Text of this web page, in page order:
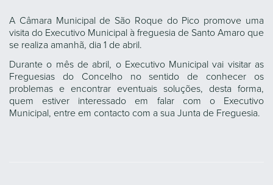
A Câmara Municipal de São Roque do Pico promove uma
visita do Executivo Municipal à freguesia de Santo Amaro que
se realiza amanhã, dia 1 de abril.
Durante o mês de abril, o Executivo Municipal vai visitar as
Freguesias do Concelho no sentido de conhecer os
problemas e encontrar eventuais soluções, desta forma,
quem estiver interessado em falar com o Executivo
Municipal, entre em contacto com a sua Junta de Freguesia.